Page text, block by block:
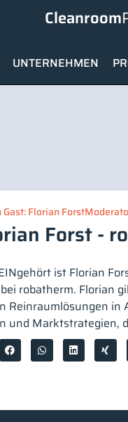
Cleanroom
UNTERNEHMEN
Gast: Florian Forst
Forst -
ist Florian
robatherm. Florian
Reinraumlösungen in
und Marktstrategien,